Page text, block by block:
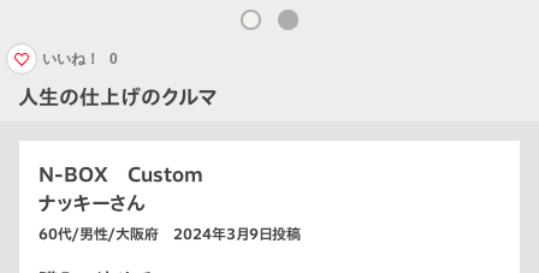
人生の仕上げのクルマ
いいね！ 0
N-BOX Custom
ナッキーさん
60代/男性/大阪府 2024年3月9日投稿